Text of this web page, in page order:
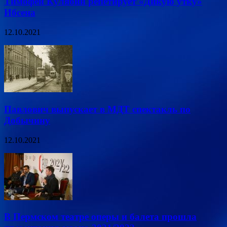
Ибсена
12.10.2021
Павлович выпускает в МДТ спектакль по
Добычину
12.10.2021
В Пермском театре оперы и балета прошла